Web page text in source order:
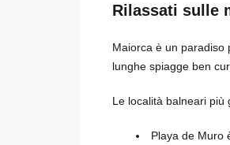
Rilassati sulle
Maiorca è un paradiso
lunghe spiagge ben
Le località balneari più
Playa de Muro